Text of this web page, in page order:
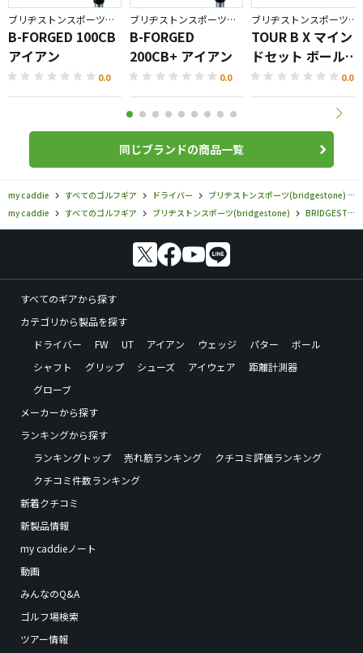
ブリヂストンスポーツ／BRIDGESTONE GOLF TOUR B
B-FORGED 100CB
アイアン
0.0
ブリヂストンスポーツ／BRIDGESTONE GOLF TOUR B
B-FORGED
200CB+ アイアン
0.0
ブリヂストンスポーツ／BRIDGESTONE GOLF TOUR B
TOUR B X マイン
ドセット ボール
（2026）
0.0
同じブランドの商品一覧
my caddie すべてのゴルフギア ドライバー ブリヂストンスポーツ(bridgestone)
my caddie
すべてのゴルフギア ブリヂストンスポーツ(bridgestone) BRIDGESTONE GOLF TOUR B
すべてのギアから探す
カテゴリから製品を探す
ドライバー
FW UT アイアン ウェッジ パター
ボール
シャフト
グリップ シューズ アイウェア
距離計測器
グローブ
メーカーから探す
ランキングから探す
ランキングトップ
売れ筋ランキング
クチコミ評価ランキング
クチコミ件数ランキング
新着クチコミ
新製品情報
my caddieノート
動画
みんなのQ&A
ゴルフ場検索
ツアー情報